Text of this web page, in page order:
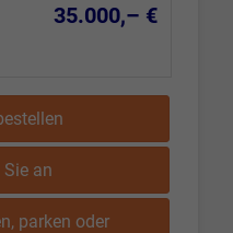
35.000,– €
an
parken oder